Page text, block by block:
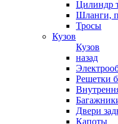
Цилиндр
Шланги,
Тросы
Кузов
Кузов
назад
Решетки
Двери
Капоты